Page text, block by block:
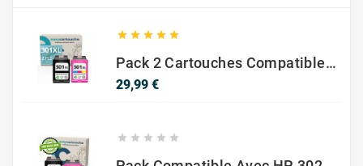
    
Pack 2 Cartouches Compatible Avec HP 301 XL Noir Et Couleur
29,99 €Prix
    